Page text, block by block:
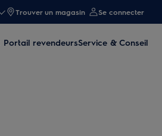
Trouver un magasin Se connecter
Portail revendeursService & Conseil